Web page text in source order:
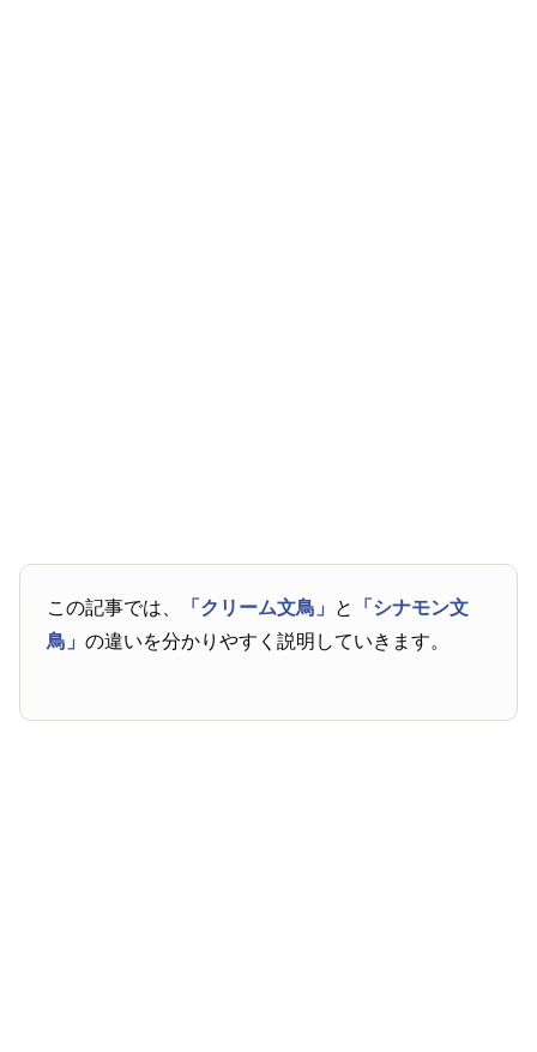
この記事では、 「クリーム文鳥」 と
「シナモン文
鳥」の違いを分かりやすく説明していきます。